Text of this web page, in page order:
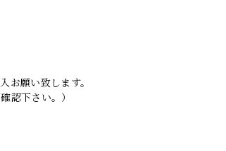
お願い致します。
認下さい。）